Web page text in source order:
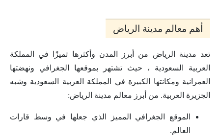
أهم معالم مدينة الرياض
تعد مدينة الرياض من أبرز المدن وأكثرها تميزًا في المملكة
العربية السعودية ، حيث تشتهر بموقعها الجغرافي ونهضتها
العمرانية ومكانتها الكبيرة في المملكة العربية السعودية وشبه
الجزيرة العربية. من أبرز معالم مدينة الرياض:
الموقع الجغرافي المميز الذي جعلها في وسط قارات
العالم.